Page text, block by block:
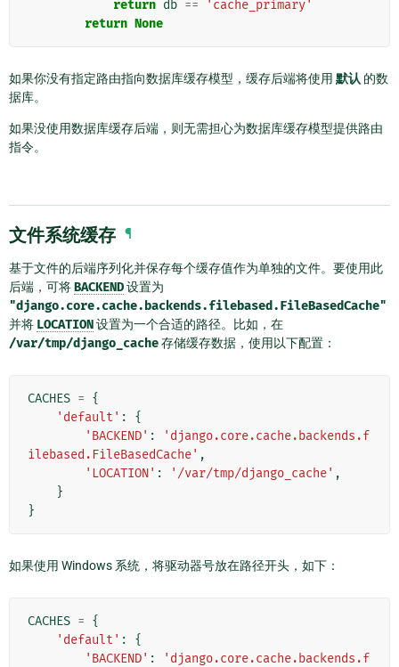
return db ==
'cache_primary'
return None
如果你没有指定路由指向数据库缓存模型，缓存后端将使用 默认 的数
据库。
如果没使用数据库缓存后端，则无需担心为数据库缓存模型提供路由
指令。
文件系统缓存 ¶
基于文件的后端序列化并保存每个缓存值作为单独的文件。要使用此
后端，可将BACKEND设置为
"django.core.cache.backends.filebased.FileBasedCache"
并将 LOCATION设置为一个合适的路径。比如，在
/var/tmp/django_cache存储缓存数据，使用以下配置：
CACHES = {
'default' :
{
'BACKEND' :
'django.core.cache.backends.f
ilebased.FileBasedCache' ,
'LOCATION' : '/var/tmp/django_cache' ,
}
}
如果使用 Windows 系统，将驱动器号放在路径开头，如下：
CACHES = {
'default' :
{
'BACKEND' :
'django.core.cache.backends.f